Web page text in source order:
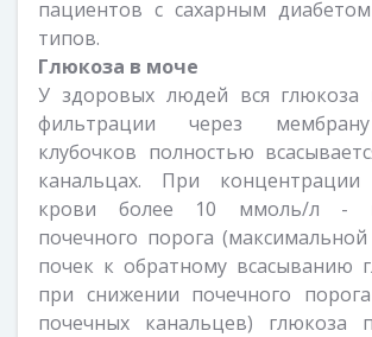
пациентов с сахарным
типов.
Глюкоза в моче
У здоровых людей вся глюкоза
фильтрации через
клубочков полностью
канальцах. При
крови более 10 ммоль/л -
почечного порога (максимальной
почек к обратному всасыванию
при снижении почечного
почечных канальцев) глюкоза